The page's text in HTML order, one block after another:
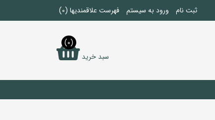
ثبت نام ورود به سیستم فهرست علاقمندیها (0)
سبد خرید
(0)